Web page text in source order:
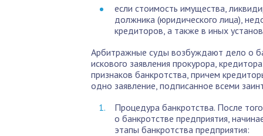
если стоимость имущества,
должника (юридического лица),
кредиторов, а также в иных
Арбитражные суды возбуждают дело о
искового заявления прокурора,
признаков банкротства, причем
одно заявление, подписанное всеми
Процедура банкротства. После
о банкротстве предприятия,
этапы банкротства предприятия: